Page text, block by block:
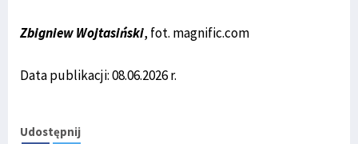
Zbigniew Wojtasiński, fot. magnific.com
Data publikacji: 08.06.2026 r.
Udostępnij